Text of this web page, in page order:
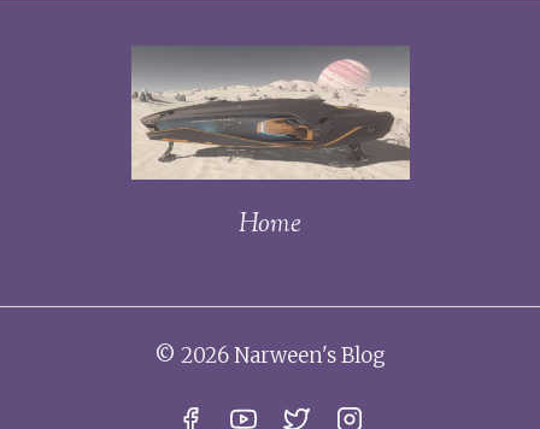
Home
© 2026 Narween's Blog